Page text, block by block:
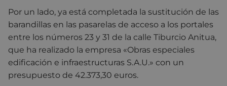
Por un lado, ya está completada la sustitución de las
barandillas en las pasarelas de acceso a los portales
entre los números 23 y 31 de la calle Tiburcio Anitua,
que ha realizado la empresa «Obras especiales
edificación e infraestructuras S.A.U.» con un
presupuesto de 42.373,30 euros.